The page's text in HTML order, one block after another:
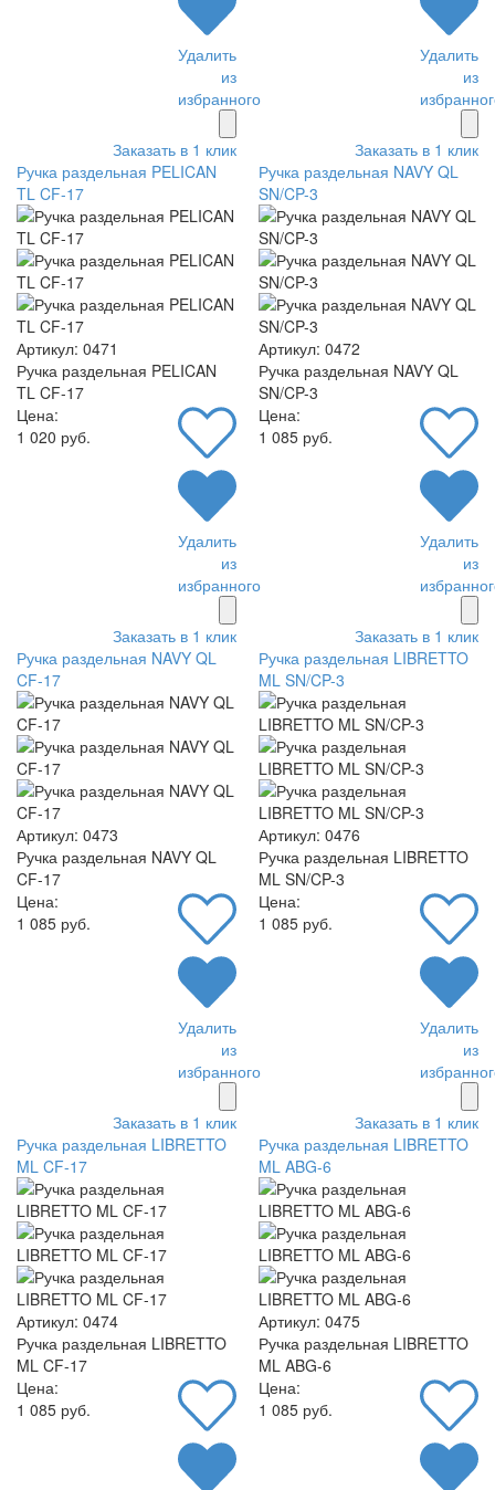
Удалить
из
избранного
Заказать в 1 клик
Удалить
из
Заказать в 1 клик
Ручка раздельная PELICAN
TL CF-17
Артикул: 0471
Ручка раздельная PELICAN
TL CF-17
Цена:
1 020 руб.
Удалить
из
избранного
Заказать в 1 клик
Ручка раздельная NAVY QL
SN/CP-3
Артикул: 0472
Ручка раздельная NAVY QL
SN/CP-3
Цена:
1 085 руб.
Удалить
из
Заказать в 1 клик
Ручка раздельная NAVY QL
CF-17
Артикул: 0473
Ручка раздельная NAVY QL
CF-17
Цена:
1 085 руб.
Удалить
из
избранного
Заказать в 1 клик
Ручка раздельная LIBRETTO
ML SN/CP-3
Артикул: 0476
Ручка раздельная LIBRETTO
ML SN/CP-3
Цена:
1 085 руб.
Удалить
из
Заказать в 1 клик
Ручка раздельная LIBRETTO
ML CF-17
Артикул: 0474
Ручка раздельная LIBRETTO
ML CF-17
Цена:
1 085 руб.
Ручка раздельная LIBRETTO
ML ABG-6
Артикул: 0475
Ручка раздельная LIBRETTO
ML ABG-6
Цена:
1 085 руб.